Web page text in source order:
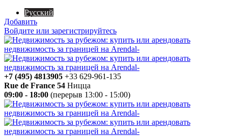
Русский
Добавить
Войдите или зарегистрируйтесь
+7 (495) 4813905 +33 629-961-135
Rue de France 54 Ницца
09:00 - 18:00 (перерыв 13:00 - 15:00)